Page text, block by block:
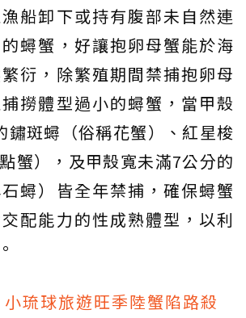
船卸下或持有腹部未自然連
蟳蟹，好讓抱卵母蟹能於海
衍，除繁殖期間禁捕抱卵母
撈體型過小的蟳蟹，當甲殼
鏽斑蟳（俗稱花蟹）、紅星梭
蟹），及甲殼寬未滿7公分的
蟳）皆全年禁捕，確保蟳蟹
配能力的性成熟體型，以利
小琉球旅遊旺季陸蟹陷路殺